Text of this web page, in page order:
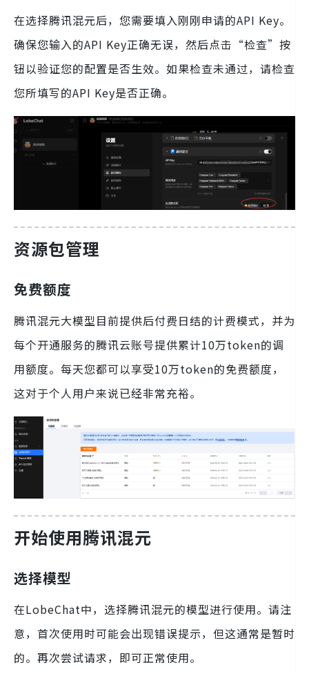
在选择腾讯混元后，您需要填入刚刚申请的API Key。
确保您输入的API Key正确无误，然后点击“检查”按
钮以验证您的配置是否生效。如果检查未通过，请检查
您所填写的API Key是否正确。
资源包管理
免费额度
腾讯混元大模型目前提供后付费日结的计费模式，并为
每个开通服务的腾讯云账号提供累计10万token的调
用额度。每天您都可以享受10万token的免费额度，
这对于个人用户来说已经非常充裕。
开始使用腾讯混元
选择模型
在LobeChat中，选择腾讯混元的模型进行使用。请注
意，首次使用时可能会出现错误提示，但这通常是暂时
的。再次尝试请求，即可正常使用。